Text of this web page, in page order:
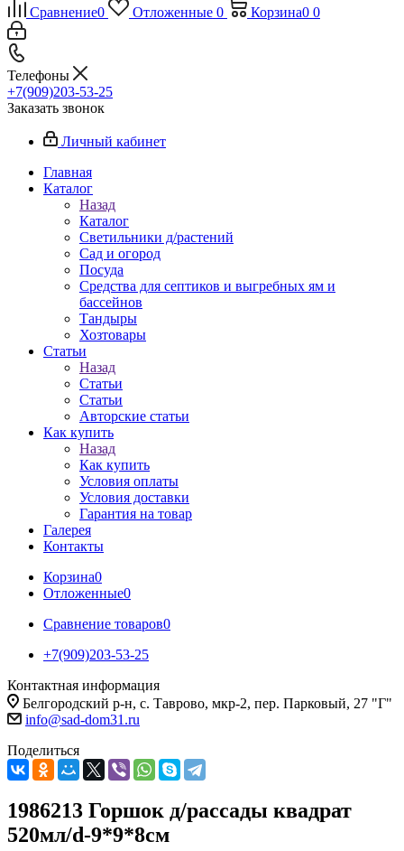
Сравнение0 Отложенные 0 Корзина0 0
Телефоны
+7(909)203-53-25
Заказать звонок
Личный кабинет
Главная
Каталог
Назад
Каталог
Светильники д/растений
Сад и огород
Посуда
Средства для септиков и выгребных ям и
бассейнов
Тандыры
Хозтовары
Статьи
Назад
Статьи
Статьи
Авторские статьи
Как купить
Назад
Как купить
Условия оплаты
Условия доставки
Гарантия на товар
Галерея
Контакты
Корзина0
Отложенные0
Сравнение товаров0
+7(909)203-53-25
Контактная информация
Белгородский р-н, с. Таврово, мкр-2, пер. Парковый, 27 "Г"
info@sad-dom31.ru
Поделиться
1986213 Горшок д/рассады квадрат
520мл/d-9*9*8см